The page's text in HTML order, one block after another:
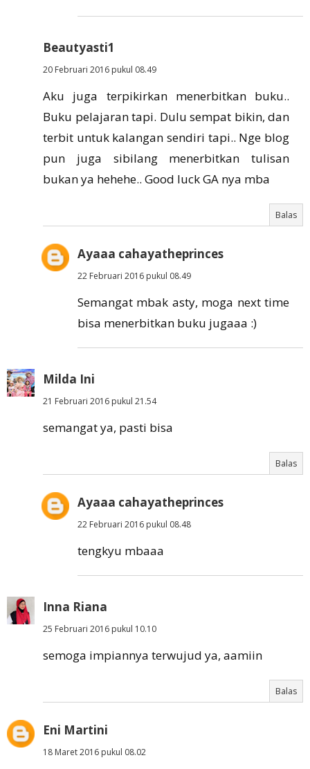
Beautyasti1
20 Februari 2016 pukul 08.49
Aku juga terpikirkan menerbitkan buku..
Buku pelajaran tapi. Dulu sempat bikin, dan
terbit untuk kalangan sendiri tapi.. Nge blog
pun juga sibilang menerbitkan tulisan
bukan ya hehehe.. Good luck GA nya mba
Balas
Ayaaa cahayatheprinces
22 Februari 2016 pukul 08.49
Semangat mbak asty, moga next time
bisa menerbitkan buku jugaaa :)
Milda Ini
21 Februari 2016 pukul 21.54
semangat ya, pasti bisa
Balas
Ayaaa cahayatheprinces
22 Februari 2016 pukul 08.48
tengkyu mbaaa
Inna Riana
25 Februari 2016 pukul 10.10
semoga impiannya terwujud ya, aamiin
Balas
Eni Martini
18 Maret 2016 pukul 08.02